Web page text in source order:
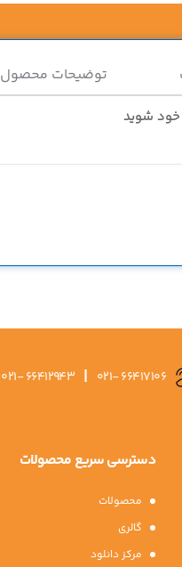
توضیحات محصول
خود شوید
021- 66417106
|
021- 66412943
دسترسی سریع محصولات
محصولات
گالری
مرکز دانلود